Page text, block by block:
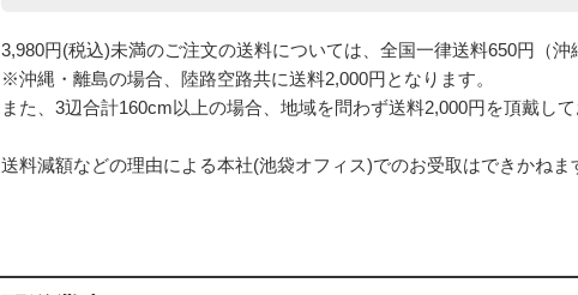
3,980円(税込)未満のご注文の送料については、全国一律送料650円（沖
※沖縄・離島の場合、陸路空路共に送料2,000円となります。
また、3辺合計160cm以上の場合、地域を問わず送料2,000円を頂戴して
送料減額などの理由による本社(池袋オフィス)でのお受取はできかねま